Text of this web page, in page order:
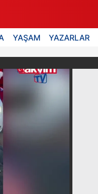
YAŞAM YAZARLAR